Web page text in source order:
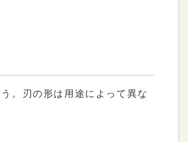
。刃の形は用途によって異な